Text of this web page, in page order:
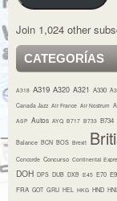
Join 1,024 other
CATEGORÍAS
A318 A319 A320 A321 A330
Canada Jazz Air France Air Nostrum
ASP Autos AYQ B717 B733 B734
Balance BCN BOS Brexit
Concorde Concurso Continental
DOH DPS DUB DXB E45 E70
FRA GOT GRU HEL HKG HND HNL